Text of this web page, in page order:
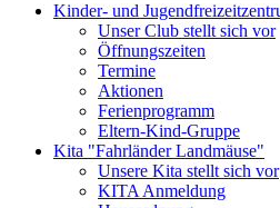
Kinder- und
Unser Club stellt sich vor
Öffnungszeiten
Termine
Aktionen
Ferienprogramm
Eltern-Kind-Gruppe
Kita "Fahrländer Landmäuse"
Unsere Kita stellt sich vor
KITA Anmeldung